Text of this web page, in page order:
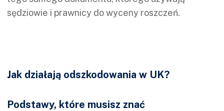
sędziowie i prawnicy do wyceny roszczeń.
Jak działają odszkodowania w UK?
Podstawy, które musisz znać